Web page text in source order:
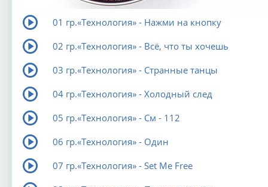
01 гр.«Технология» - Нажми на кнопку
02 гр.«Технология» - Всё, что ты хочешь
03 гр.«Технология» - Странные танцы
04 гр.«Технология» - Холодный след
05 гр.«Технология» - См - 112
06 гр.«Технология» - Один
07 гр.«Технология» - Set Me Free